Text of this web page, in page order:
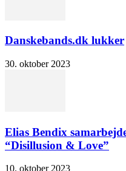
Danskebands.dk lukker
30. oktober 2023
Elias Bendix
“Disillusion & Love”
10. oktober 2023